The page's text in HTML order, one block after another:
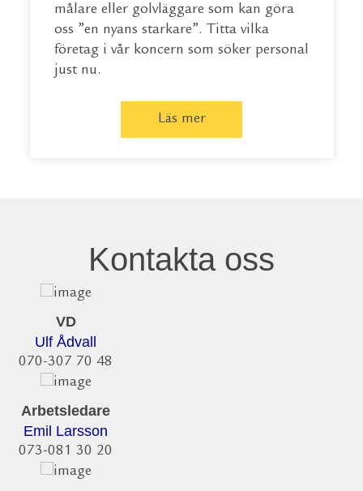
målare eller golvläggare som kan göra
oss ”en nyans starkare”. Titta vilka
företag i vår koncern som söker personal
just nu.
Läs mer
Kontakta oss
VD
Ulf Ådvall
070-307 70 48
Arbetsledare
Emil Larsson
073-081 30 20